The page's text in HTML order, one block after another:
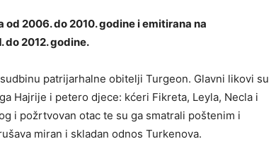
2006. do 2010. godine i emitirana na
do 2012. godine.
patrijarhalne obitelji Turgeon. Glavni likovi su
Hajrije i petero djece: kćeri Fikreta, Leyla, Necla i
i požrtvovan otac te su ga smatrali poštenim i
miran i skladan odnos Turkenova.